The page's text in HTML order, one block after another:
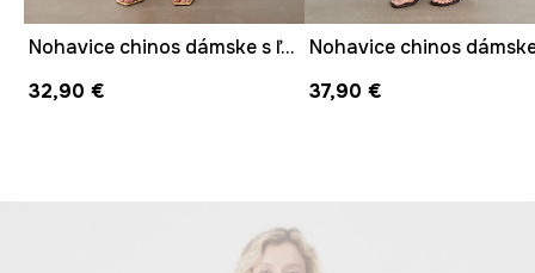
Nohavice chinos dámske s ľanom
32,90 €
37,90 €